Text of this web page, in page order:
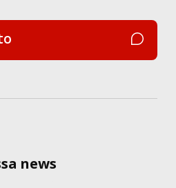
news